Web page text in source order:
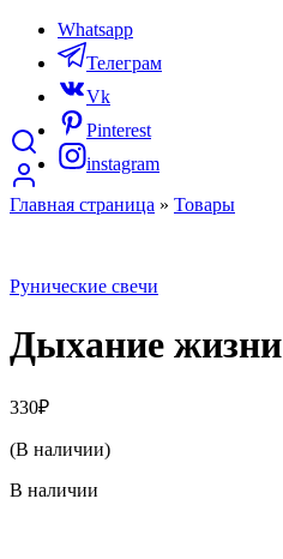
Whatsapp
Телеграм
Vk
Pinterest
instagram
Главная страница » Товары
Рунические свечи
Дыхание жизни
330₽
(В наличии)
В наличии